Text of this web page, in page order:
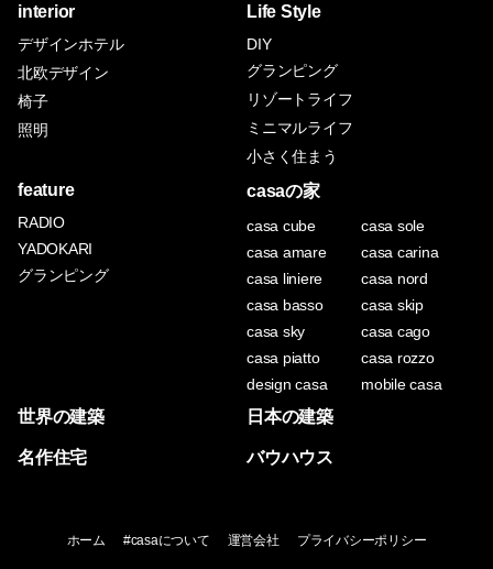
interior
デザインホテル
北欧デザイン
椅子
照明
Life Style
DIY
グランピング
リゾートライフ
ミニマルライフ
小さく住まう
feature
RADIO
YADOKARI
グランピング
casaの家
casa cube
casa sole
casa amare
casa carina
casa liniere
casa nord
casa basso
casa skip
casa sky
casa cago
casa piatto
casa rozzo
design casa
mobile casa
世界の建築 日本の建築
名作住宅 バウハウス
ホーム #casaについて 運営会社 プライバシーポリシー